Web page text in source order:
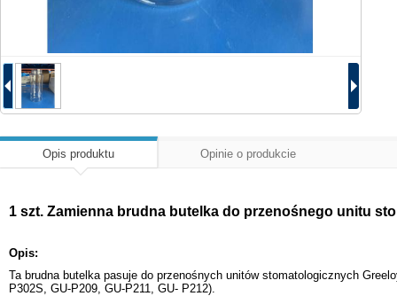
Opis produktu Opinie o produkcie
1 szt. Zamienna brudna butelka do przenośnego unitu
Opis:
Ta brudna butelka pasuje do przenośnych unitów stomatologicznych
P302S, GU-P209, GU-P211, GU- P212).